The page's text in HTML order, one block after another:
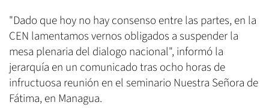
"Dado que hoy no hay consenso entre las partes, en la
CEN lamentamos vernos obligados a suspender la
mesa plenaria del dialogo nacional", informó la
jerarquía en un comunicado tras ocho horas de
infructuosa reunión en el seminario Nuestra Señora de
Fátima, en Managua.